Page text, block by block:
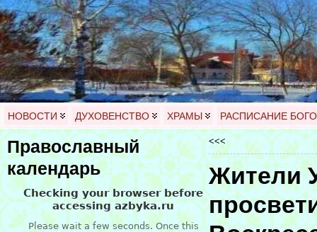
НОВОСТИ ДУХОВЕНСТВО ХРАМЫ РАСПИСАНИЕ
Православный
календарь
<<<
Жители